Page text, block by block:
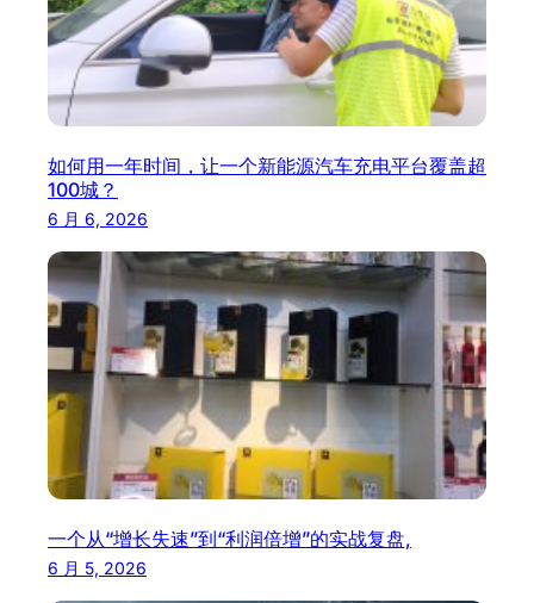
如何用一年时间，让一个新能源汽车充电平台覆盖超
100城？
6 月 6, 2026
一个从“增长失速”到“利润倍增”的实战复盘,
6 月 5, 2026